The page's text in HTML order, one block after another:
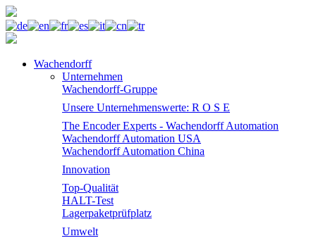
Wachendorff
Unternehmen
Wachendorff-Gruppe
Unsere Unternehmenswerte: R O S E
The Encoder Experts - Wachendorff Automation
Wachendorff Automation USA
Wachendorff Automation China
Innovation
Top-Qualität
HALT-Test
Lagerpaketprüfplatz
Umwelt